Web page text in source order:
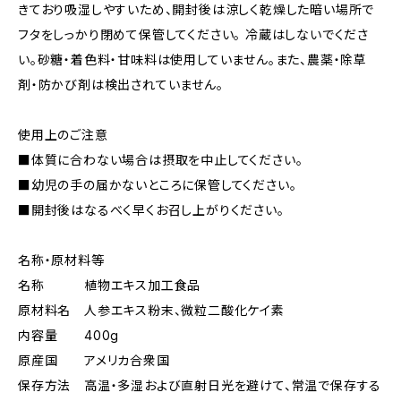
きており吸湿しやすいため、開封後は涼しく乾燥した暗い場所で
フタをしっかり閉めて保管してください。 冷蔵はしないでくださ
い。砂糖・着色料・甘味料は使用していません。また、農薬・除草
剤・防かび剤は検出されていません。
使用上のご注意
■体質に合わない場合は摂取を中止してください。
■幼児の手の届かないところに保管してください。
■開封後はなるべく早くお召し上がりください。
名称・原材料等
名称 植物エキス加工食品
原材料名 人参エキス粉末、微粒二酸化ケイ素
内容量 400g
原産国 アメリカ合衆国
保存方法 高温・多湿および直射日光を避けて、常温で保存する